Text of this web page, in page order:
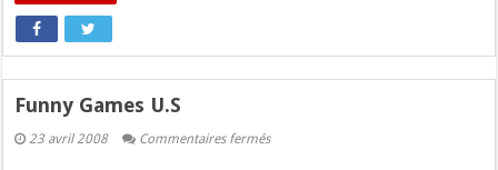
Funny Games U.S
23 avril 2008 Commentaires ferméssur